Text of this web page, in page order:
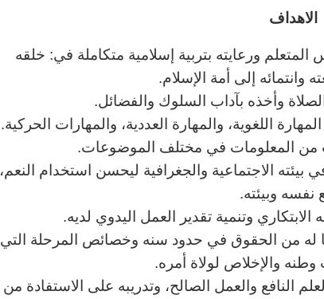
الاهداف
ورعايته بتربية إسلامية متكاملة في: خلقه
وانتمائه إلى أمة الإسلام.
وأخذه بآداب السلوك والفضائل.
اللغوية، والمهارة العددية، والمهارات الحركية.
من المعلومات في مختلف الموضوعات.
بيئته الاجتماعية والجغرافية ليحسن استخدام النعم،
نفسه وبيئته.
وتنمية تقدير العمل اليدوي لديه.
له من الحقوق في حدود سنه وخصائص المرحلة التي
والإخلاص لولاة أمره.
النافع والعمل الصالح، وتدريبه على الاستفادة من